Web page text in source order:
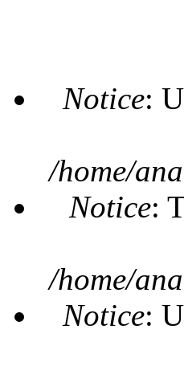
Notice:
/home/
Notice:
/home/
Notice: